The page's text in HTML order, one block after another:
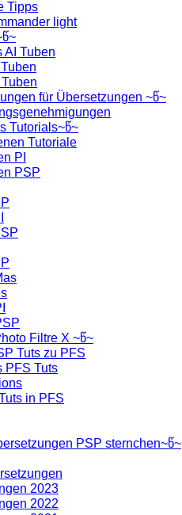
Tipps
light
Tuben
für Übersetzungen ~წ~
Tutorials~წ~
Tutoriale
PI
PSP
Filtre X ~წ~
Tuts zu PFS
Tuts
in PFS
PSP sternchen~წ~
2023
2022